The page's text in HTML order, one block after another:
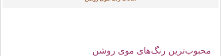
محبوب‌ترین رنگ‌های موی روشن